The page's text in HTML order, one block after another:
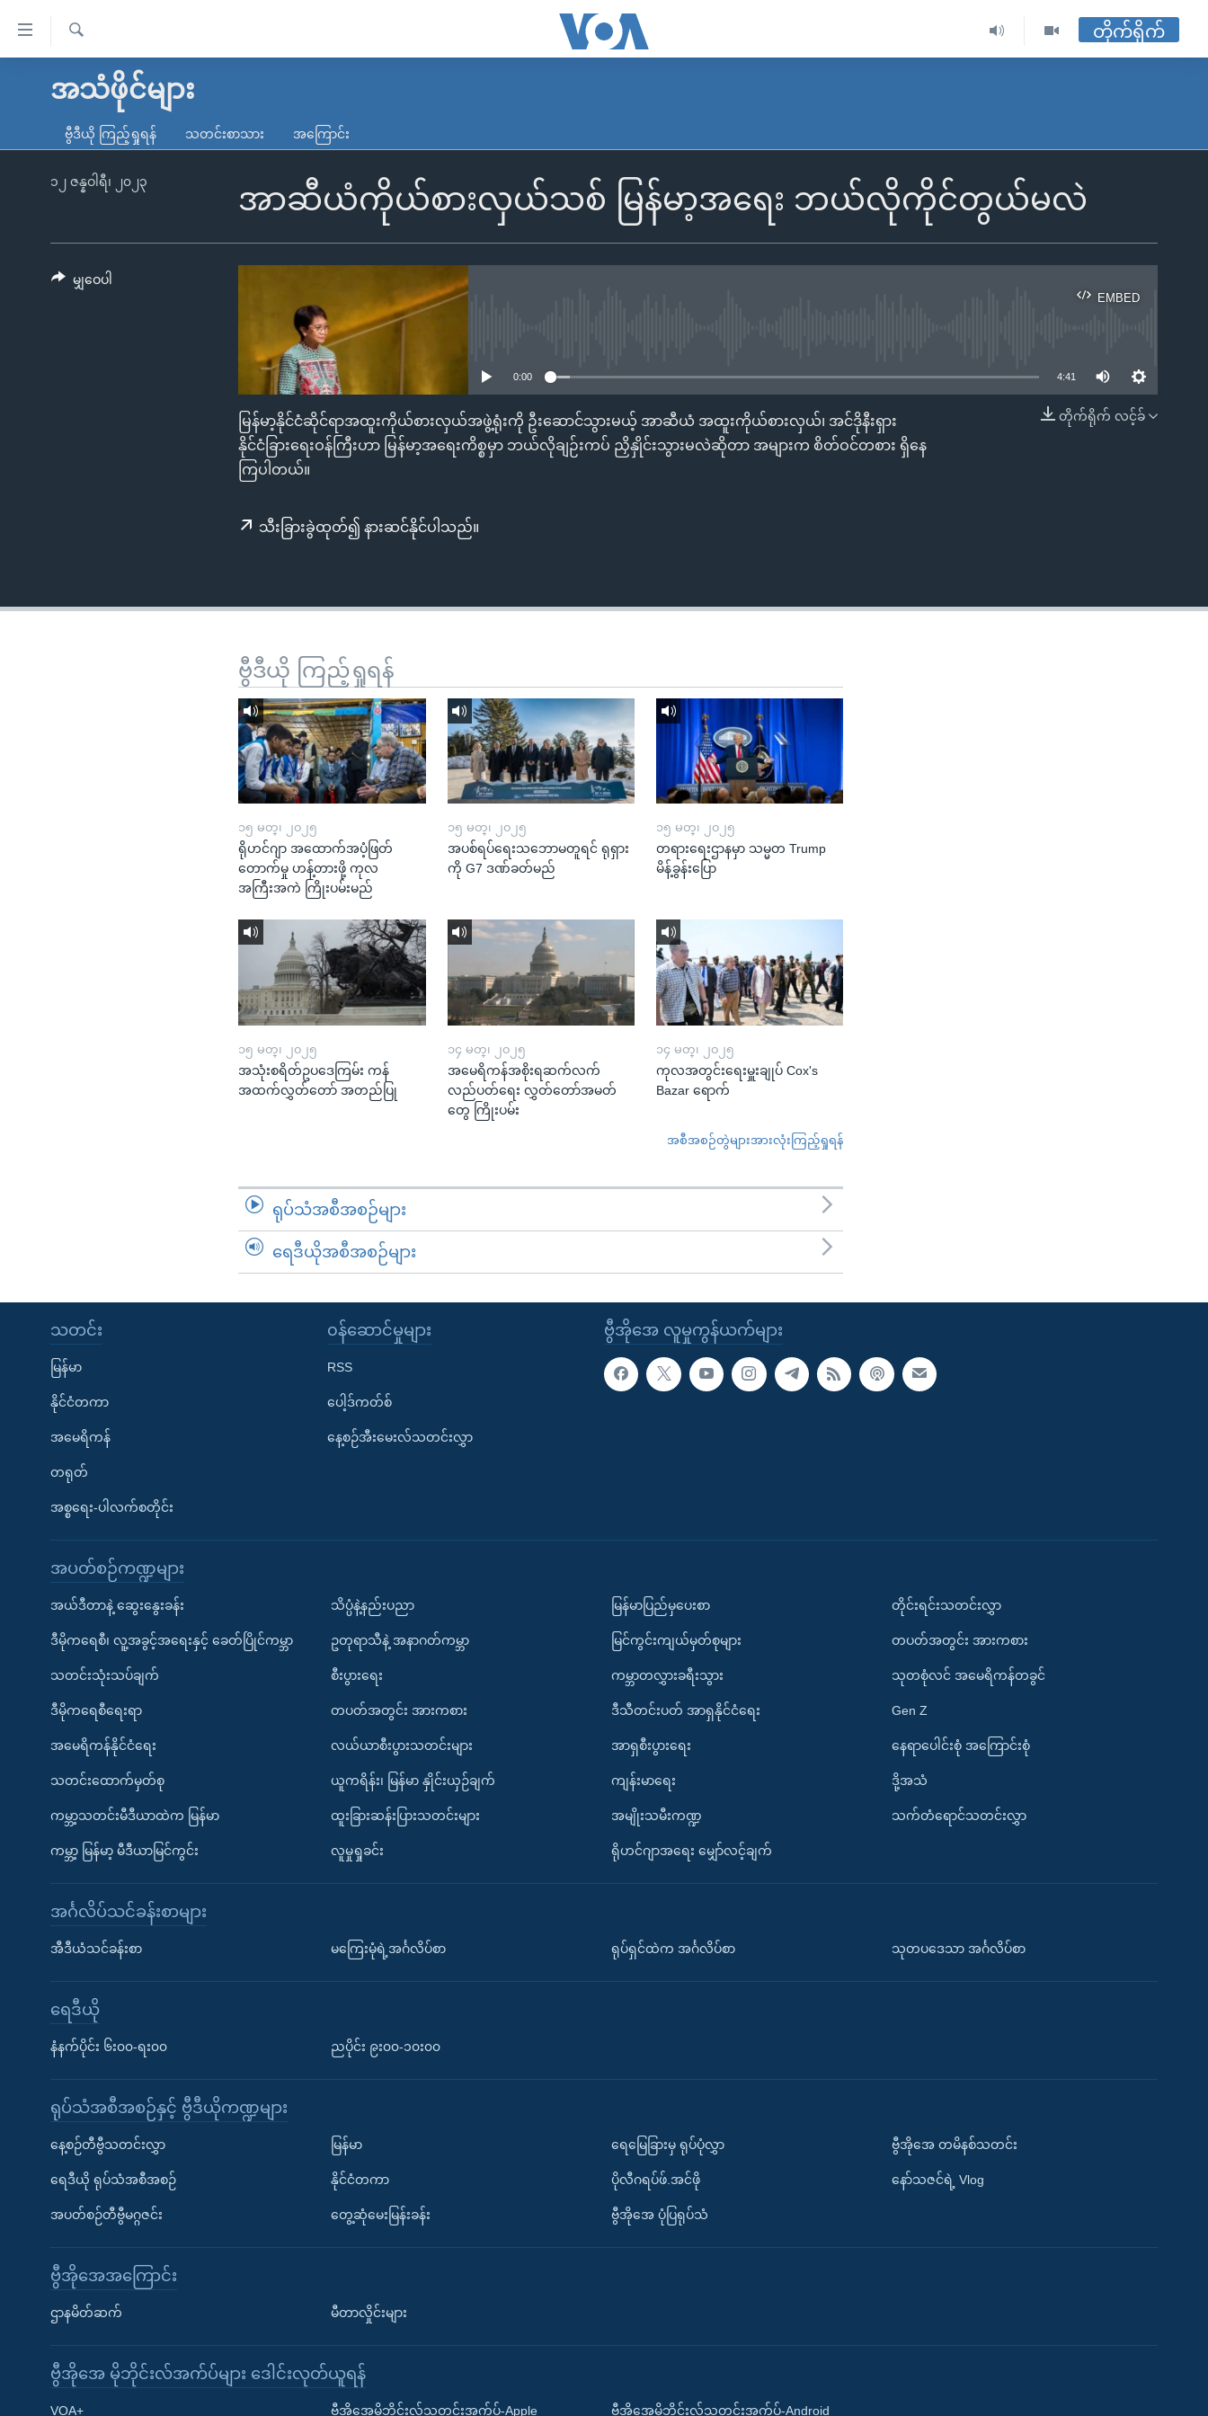
လွယ်ကူ
သည့်
မူလစာမျက်နှာ
ကမ္ဘာ့သတင်းများ
နိုင်ငံတကာ
တရုတ်
အစ္စရေး-ပါလက်စတိုင်း
ရပ်ဝန်းတခု လမ်းတခု အလွန်
အင်္ဂလိပ်စာလေ့လာမယ်
Learning English
ရ
တိုက်ရိုက်
အသံဖိုင်များ
ဗွီဒီယို ကြည့်ရှုရန် သတင်းစာသား အကြောင်း
အာဆီယံကိုယ်စားလှယ်သစ် မြန်မာ့အရေး ဘယ်လိုကိုင်တွယ်မလဲ
၁၂ ဇန္နဝါရီ၊ ၂၀၂၃
EMBED
EMBED
0:00 4:41
တိုက်ရိုက် လင့်ခ်
မြန်မာ့နိုင်ငံဆိုင်ရာအထူးကိုယ်စားလှယ်အဖွဲ့ရုံးကို ဦးဆောင်သွားမယ့် အာဆီယံ အထူးကိုယ်စားလှယ်၊ အင်ဒိုနီးရှား
နိုင်ငံခြားရေးဝန်ကြီးဟာ မြန်မာ့အရေးကိစ္စမှာ ဘယ်လိုချဉ်းကပ် ညှိနှိုင်းသွားမလဲဆိုတာ အများက စိတ်ဝင်တစား ရှိနေ
ကြပါတယ်။
သီးခြားခွဲထုတ်၍ နားဆင်နိုင်ပါသည်။
မျှဝေပါ
ဗွီဒီယို ကြည့်ရှုရန်
၁၅ မတ္၊ ၂၀၂၅
ရိုဟင်ဂျာ အထောက်အပံ့ဖြတ်
တောက်မှု ဟန့်တားဖို့ ကုလ
အကြီးအကဲ ကြိုးပမ်းမည်
၁၅ မတ္၊ ၂၀၂၅
အပစ်ရပ်ရေးသဘောမတူရင် ရုရှား
ကို G7 ဒဏ်ခတ်မည်
၁၅ မတ္၊ ၂၀၂၅
တရားရေးဌာနမှာ သမ္မတ Trump
မိန့်ခွန်းပြော
၁၅ မတ္၊ ၂၀၂၅
အသုံးစရိတ်ဥပဒေကြမ်း ကန်
အထက်လွှတ်တော် အတည်ပြု
၁၄ မတ္၊ ၂၀၂၅
အမေရိကန်အစိုးရဆက်လက်
လည်ပတ်ရေး လွှတ်တော်အမတ်
တွေ ကြိုးပမ်း
၁၄ မတ္၊ ၂၀၂၅
ကုလအတွင်းရေးမှူးချုပ် Cox's
Bazar ရောက်
အစီအစဉ်တွဲများအားလုံးကြည့်ရှုရန်
ရုပ်သံအစီအစဉ်များ
ရေဒီယိုအစီအစဉ်များ
ဗွီအိုအေ လူမှုကွန်ယက်များ
သတင်း
မြန်မာ
နိုင်ငံတကာ
အမေရိကန်
တရုတ်
အစ္စရေး-ပါလက်စတိုင်း
၀န်ဆောင်မှုများ
RSS
ပေါ့ဒ်ကတ်စ်
နေ့စဉ်အီးမေးလ်သတင်းလွှာ
အပတ်စဉ်ကဏ္ဍများ
အယ်ဒီတာနဲ့ ဆွေးနွေးခန်း
ဒီမိုကရေစီ၊ လူ့အခွင့်အရေးနှင့် ခေတ်ပြိုင်ကမ္ဘာ
သတင်းသုံးသပ်ချက်
ဒီမိုကရေစီရေးရာ
အမေရိကန်နိုင်ငံရေး
သတင်းထောက်မှတ်စု
ကမ္ဘာ့သတင်းမီဒီယာထဲက မြန်မာ
ကမ္ဘာ့ မြန်မာ့ မီဒီယာမြင်ကွင်း
သိပ္ပံနဲ့နည်းပညာ
ဥတုရာသီနဲ့ အနာဂတ်ကမ္ဘာ
စီးပွားရေး
တပတ်အတွင်း အားကစား
လယ်ယာစီးပွားသတင်းများ
ယူကရိန်း၊ မြန်မာ နှိုင်းယှဉ်ချက်
ထူးခြားဆန်းပြားသတင်းများ
လူမှုရှုခင်း
မြန်မာပြည်မှပေးစာ
မြင်ကွင်းကျယ်မှတ်စုများ
ကမ္ဘာတလွှားခရီးသွား
ဒီသီတင်းပတ် အာရှနိုင်ငံရေး
အာရှစီးပွားရေး
ကျန်းမာရေး
အမျိုးသမီးကဏ္ဍ
ရိုဟင်ဂျာအရေး မျှော်လင့်ချက်
တိုင်းရင်းသတင်းလွှာ
တပတ်အတွင်း အားကစား
သုတစုံလင် အမေရိကန်တခွင်
Gen Z
နေရာပေါင်းစုံ အကြောင်းစုံ
ဒို့အသံ
သက်တံရောင်သတင်းလွှာ
အင်္ဂလိပ်သင်ခန်းစာများ
အီဒီယံသင်ခန်းစာ မကြေးမုံရဲ့အင်္ဂလိပ်စာ ရုပ်ရှင်ထဲက အင်္ဂလိပ်စာ သုတပဒေသာ အင်္ဂလိပ်စာ
ရေဒီယို
နံနက်ပိုင်း ၆း၀၀-ရး၀၀ ညပိုင်း ၉း၀၀-၁၀း၀၀
ရုပ်သံအစီအစဉ်နှင့် ဗွီဒီယိုကဏ္ဍများ
နေ့စဉ်တီဗွီသတင်းလွှာ
ရေဒီယို ရုပ်သံအစီအစဉ်
အပတ်စဉ်တီဗွီမဂ္ဂဇင်း
မြန်မာ
နိုင်ငံတကာ
တွေ့ဆုံမေးမြန်းခန်း
ရေမြေခြားမှ ရုပ်ပုံလွှာ
ပိုလီဂရပ်ဖ်.အင်ဖို
ဗွီအိုအေ ပုံပြရုပ်သံ
ဗွီအိုအေ တမိနစ်သတင်း
နော်သဇင်ရဲ့ Vlog
ဗွီအိုအေအကြောင်း
ဌာနမိတ်ဆက် မီတာလှိုင်းများ
ဗွီအိုအေ မိုဘိုင်းလ်အက်ပ်များ ဒေါင်းလုတ်ယူရန်
VOA+ ဗွီအိုအေမိုဘိုင်းလ်သတင်းအက်ပ်-Apple ဗွီအိုအေမိုဘိုင်းလ်သတင်းအက်ပ်-Android